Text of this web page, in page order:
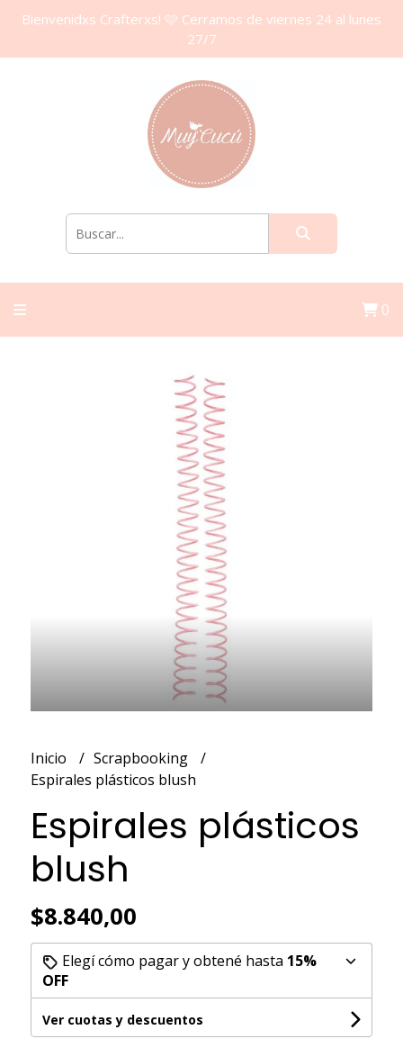
Bienvenidxs Crafterxs! 🩷 Cerramos de viernes 24 al lunes
27/7
0
Inicio
Scrapbooking
Espirales plásticos blush
Espirales plásticos
blush
$8.840,00
Elegí cómo pagar y obtené hasta 15%
OFF
Ver cuotas y descuentos